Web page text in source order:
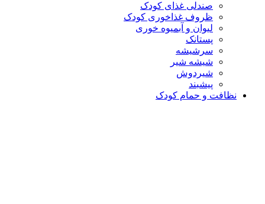
صندلی غذای کودک
ظروف غذاخوری کودک
لیوان و آبمیوه خوری
پستانک
سرشیشه
شیشه شیر
شیردوش
پیشبند
نظافت و حمام کودک